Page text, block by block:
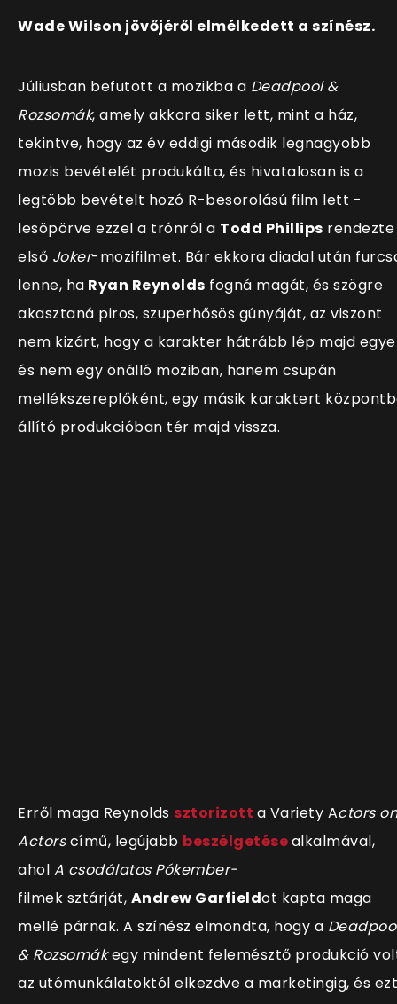
Wade Wilson jövőjéről elmélkedett a színész.
Júliusban befutott a mozikba a Deadpool &
Rozsomák, amely akkora siker lett, mint a ház,
tekintve, hogy az év eddigi második legnagyobb
mozis bevételét produkálta, és hivatalosan is a
legtöbb bevételt hozó R-besorolású film lett -
lesöpörve ezzel a trónról a Todd Phillips rendezte
első Joker-mozifilmet. Bár ekkora diadal után
lenne, ha Ryan Reynolds fogná magát, és szögre
akasztaná piros, szuperhősös gúnyáját, az viszont
nem kizárt, hogy a karakter hátrább lép majd
és nem egy önálló moziban, hanem csupán
mellékszereplőként, egy másik karaktert
állító produkcióban tér majd vissza.
Erről maga Reynolds sztorizott a Variety Actors on
Actorscímű, legújabb beszélgetésealkalmával,
ahol A csodálatos Pókember-
filmek sztárját, Andrew Garfieldot kapta maga
mellé párnak. A színész elmondta, hogy a
& Rozsomákegy mindent felemésztő produkció
az utómunkálatoktól elkezdve a marketingig, és ezt